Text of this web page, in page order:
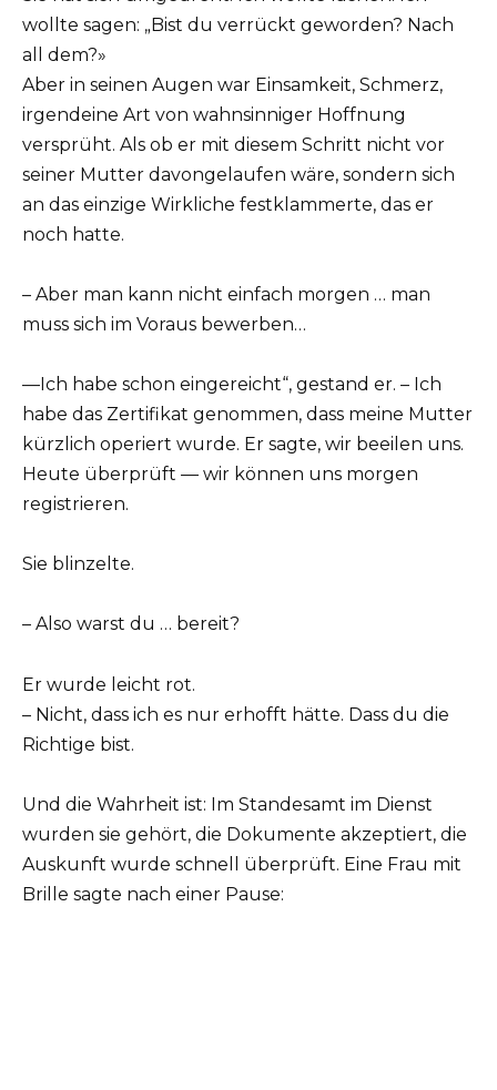
wollte sagen: „Bist du verrückt geworden? Nach
all dem?»
Aber in seinen Augen war Einsamkeit, Schmerz,
irgendeine Art von wahnsinniger Hoffnung
versprüht. Als ob er mit diesem Schritt nicht vor
seiner Mutter davongelaufen wäre, sondern sich
an das einzige Wirkliche festklammerte, das er
noch hatte.
– Aber man kann nicht einfach morgen … man
muss sich im Voraus bewerben…
—Ich habe schon eingereicht“, gestand er. – Ich
habe das Zertifikat genommen, dass meine Mutter
kürzlich operiert wurde. Er sagte, wir beeilen uns.
Heute überprüft — wir können uns morgen
registrieren.
Sie blinzelte.
– Also warst du … bereit?
Er wurde leicht rot.
– Nicht, dass ich es nur erhofft hätte. Dass du die
Richtige bist.
Und die Wahrheit ist: Im Standesamt im Dienst
wurden sie gehört, die Dokumente akzeptiert, die
Auskunft wurde schnell überprüft. Eine Frau mit
Brille sagte nach einer Pause: